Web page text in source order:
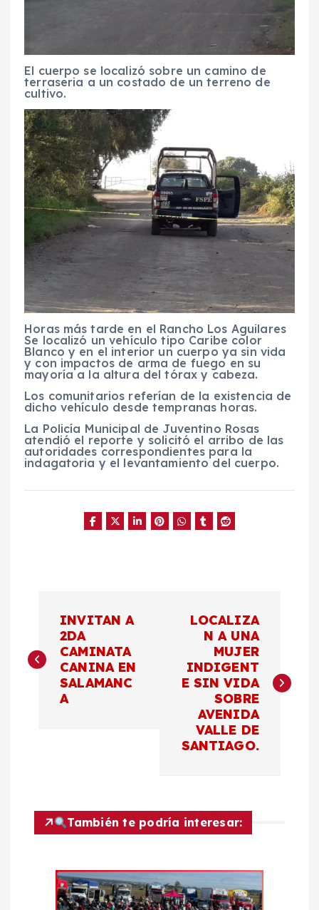
El cuerpo se localizó sobre un camino de
terraseria a un costado de un terreno de
cultivo.
Horas más tarde en el Rancho Los Aguilares
Se localizó un vehículo tipo Caribe color
Blanco y en el interior un cuerpo ya sin vida
y con impactos de arma de fuego en su
mayoría a la altura del tórax y cabeza.
Los comunitarios referían de la existencia de
dicho vehículo desde tempranas horas.
La Policía Municipal de Juventino Rosas
atendió el reporte y solicitó el arribo de las
autoridades correspondientes para la
indagatoria y el levantamiento del cuerpo.
a
v
c
INVITAN A
2DA
CAMINATA
CANINA EN
SALAMANC
A
LOCALIZA
N A UNA
MUJER
INDIGENT
E SIN VIDA
SOBRE
AVENIDA
VALLE DE
SANTIAGO.
También te podría interesar: